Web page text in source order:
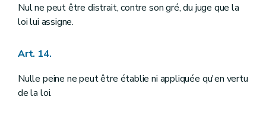
Nul ne peut être distrait, contre son gré, du juge que la
loi lui assigne.
Art. 14.
Nulle peine ne peut être établie ni appliquée qu'en vertu
de la loi.